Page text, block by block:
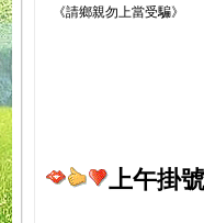
《請鄉親勿上當受騙》
上午掛